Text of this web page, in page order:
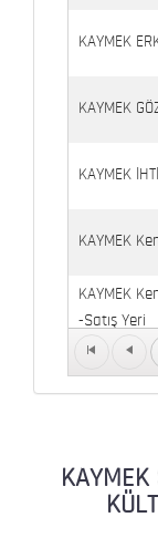
KAYMEK
KAYMEK
KAYMEK
KAYMEK
KAYMEK
-Satış Yeri
Kaymek
KAYMEK
KAYMEK